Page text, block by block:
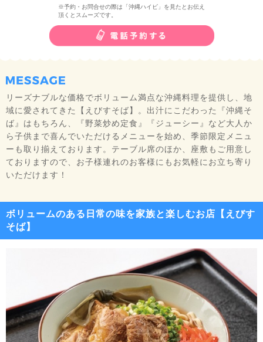
※予約・お問合せの際は「沖縄ハイビ」を見たとお伝え
頂くとスムーズです。
リーズナブルな価格でボリューム満点な沖縄料理を提供し、地
域に愛されてきた【えびすそば】。出汁にこだわった『沖縄そ
ば』はもちろん、『野菜炒め定食』『ジューシー』など大人か
ら子供まで喜んでいただけるメニューを始め、季節限定メニュ
ーも取り揃えております。テーブル席のほか、座敷もご用意し
ておりますので、お子様連れのお客様にもお気軽にお立ち寄り
いただけます！
ボリュームのある日常の味を家族と楽しむお店【えびす
そば】